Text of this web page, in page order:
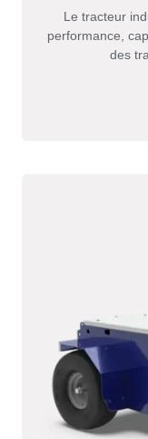
Le tracteur
performance,
des